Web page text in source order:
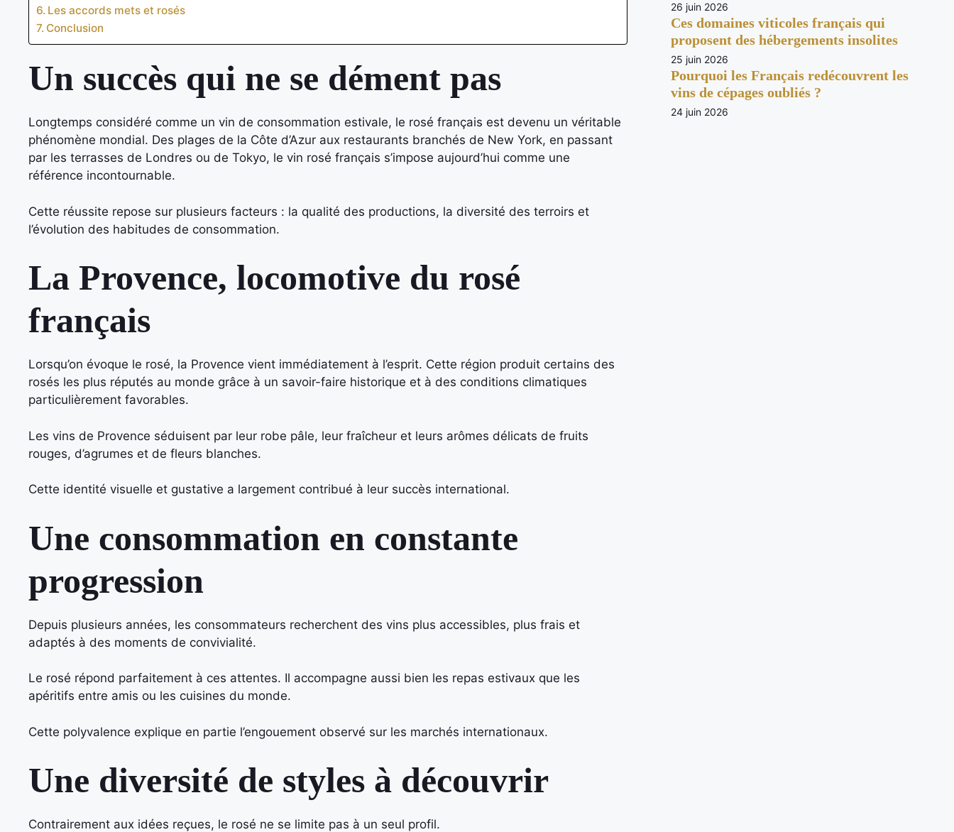
Les accords mets et rosés
Conclusion
Un succès qui ne se dément pas
Longtemps considéré comme un vin de consommation estivale, le rosé français est devenu un véritable
phénomène mondial. Des plages de la Côte d’Azur aux restaurants branchés de New York, en passant
par les terrasses de Londres ou de Tokyo, le vin rosé français s’impose aujourd’hui comme une
référence incontournable.
Cette réussite repose sur plusieurs facteurs : la qualité des productions, la diversité des terroirs et
l’évolution des habitudes de consommation.
La Provence, locomotive du rosé
français
Lorsqu’on évoque le rosé, la Provence vient immédiatement à l’esprit. Cette région produit certains des
rosés les plus réputés au monde grâce à un savoir-faire historique et à des conditions climatiques
particulièrement favorables.
Les vins de Provence séduisent par leur robe pâle, leur fraîcheur et leurs arômes délicats de fruits
rouges, d’agrumes et de fleurs blanches.
Cette identité visuelle et gustative a largement contribué à leur succès international.
Une consommation en constante
progression
Depuis plusieurs années, les consommateurs recherchent des vins plus accessibles, plus frais et
adaptés à des moments de convivialité.
Le rosé répond parfaitement à ces attentes. Il accompagne aussi bien les repas estivaux que les
apéritifs entre amis ou les cuisines du monde.
Cette polyvalence explique en partie l’engouement observé sur les marchés internationaux.
Une diversité de styles à découvrir
Contrairement aux idées reçues, le rosé ne se limite pas à un seul profil.
26 juin 2026
Ces domaines viticoles français qui
proposent des hébergements insolites
25 juin 2026
Pourquoi les Français redécouvrent les
vins de cépages oubliés ?
24 juin 2026